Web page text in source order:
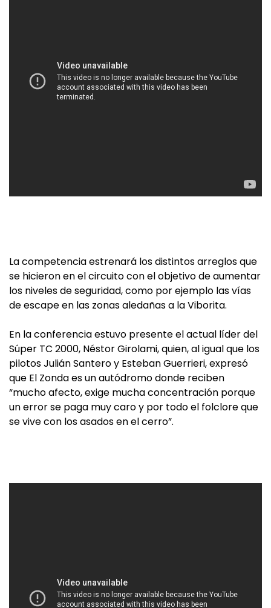
La competencia estrenará los distintos arreglos que
se hicieron en el circuito con el objetivo de aumentar
los niveles de seguridad, como por ejemplo las vías
de escape en las zonas aledañas a la Viborita.
En la conferencia estuvo presente el actual líder del
Súper TC 2000, Néstor Girolami, quien, al igual que los
pilotos Julián Santero y Esteban Guerrieri, expresó
que El Zonda es un autódromo donde reciben
“mucho afecto, exige mucha concentración porque
un error se paga muy caro y por todo el folclore que
se vive con los asados en el cerro”.